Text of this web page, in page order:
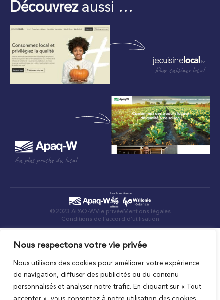
Nous respectons votre vie privée
Nous utilisons des cookies pour améliorer votre expérience
de navigation, diffuser des publicités ou du contenu
personnalisés et analyser notre trafic. En cliquant sur « Tout
accepter », vous consentez à notre utilisation des cookies.
Découvrezaussi …
Pour cuisiner local
Au plus proche du local
© 2023 APAQ-WVie privée Mentions légales
Conditions de l’accord d’utilisation